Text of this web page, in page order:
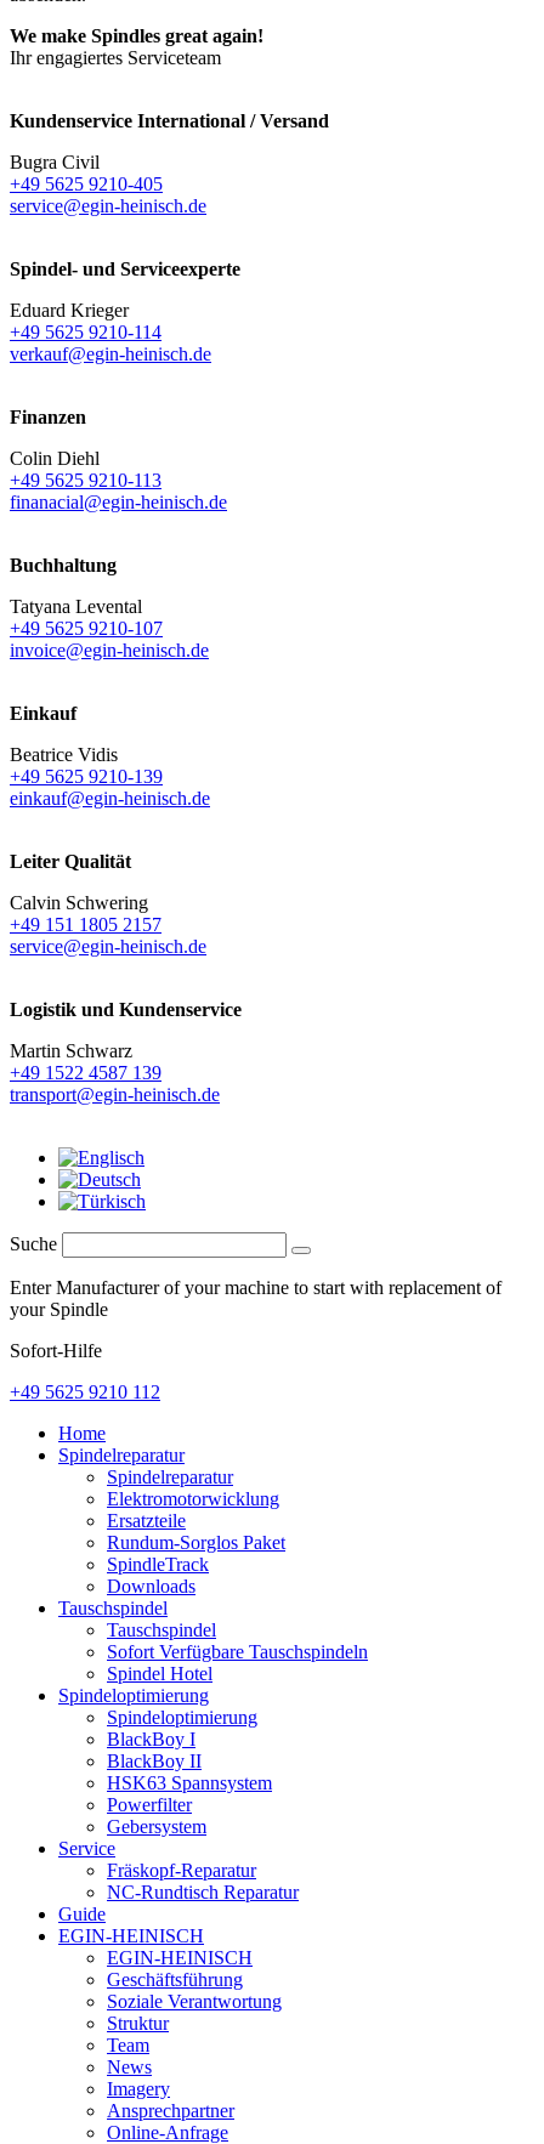
We make Spindles great again!
Ihr engagiertes Serviceteam
Kundenservice International / Versand
Bugra Civil
+49 5625 9210-405
service@egin-heinisch.de
Spindel- und Serviceexperte
Eduard Krieger
+49 5625 9210-114
verkauf@egin-heinisch.de
Finanzen
Colin Diehl
+49 5625 9210-113
finanacial@egin-heinisch.de
Buchhaltung
Tatyana Levental
+49 5625 9210-107
invoice@egin-heinisch.de
Einkauf
Beatrice Vidis
+49 5625 9210-139
einkauf@egin-heinisch.de
Leiter Qualität
Calvin Schwering
+49 151 1805 2157
service@egin-heinisch.de
Logistik und Kundenservice
Martin Schwarz
+49 1522 4587 139
transport@egin-heinisch.de
Suche
Enter Manufacturer of your machine to start with replacement of
your Spindle
Sofort-Hilfe
+49 5625 9210 112
Home
Spindelreparatur
Spindelreparatur
Elektromotorwicklung
Ersatzteile
Rundum-Sorglos Paket
SpindleTrack
Downloads
Tauschspindel
Tauschspindel
Sofort Verfügbare Tauschspindeln
Spindel Hotel
Spindeloptimierung
Spindeloptimierung
BlackBoy I
BlackBoy II
HSK63 Spannsystem
Powerfilter
Gebersystem
Service
Fräskopf-Reparatur
NC-Rundtisch Reparatur
Guide
EGIN-HEINISCH
EGIN-HEINISCH
Geschäftsführung
Soziale Verantwortung
Struktur
Team
News
Imagery
Ansprechpartner
Online-Anfrage